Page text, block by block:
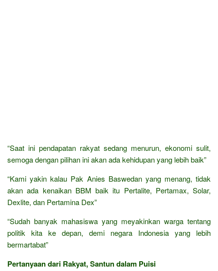
“Saat ini pendapatan rakyat sedang menurun, ekonomi sulit,
semoga dengan pilihan ini akan ada kehidupan yang lebih baik”
“Kami yakin kalau Pak Anies Baswedan yang menang, tidak
akan ada kenaikan BBM baik itu Pertalite, Pertamax, Solar,
Dexlite, dan Pertamina Dex”
“Sudah banyak mahasiswa yang meyakinkan warga tentang
politik kita ke depan, demi negara Indonesia yang lebih
bermartabat”
Pertanyaan dari Rakyat, Santun dalam Puisi